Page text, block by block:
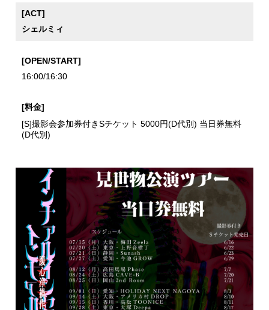
[ACT]
シェルミィ
[OPEN/START]
16:00/16:30
[料金]
[S]撮影会参加券付きSチケット 5000円(D代別) 当日券無料
(D代別)